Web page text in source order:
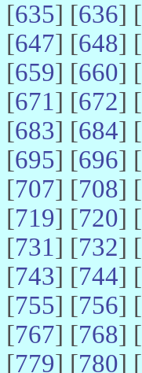
[635] [636] [
[647] [648] [
[659] [660] [
[671] [672] [
[683] [684] [
[695] [696] [
[707] [708] [
[719] [720] [
[731] [732] [
[743] [744] [
[755] [756] [
[767] [768] [
[779] [780] [